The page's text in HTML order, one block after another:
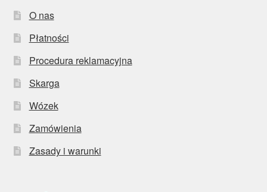
O nas
Płatności
Procedura reklamacyjna
Skarga
Wózek
Zamówienia
Zasady i warunki